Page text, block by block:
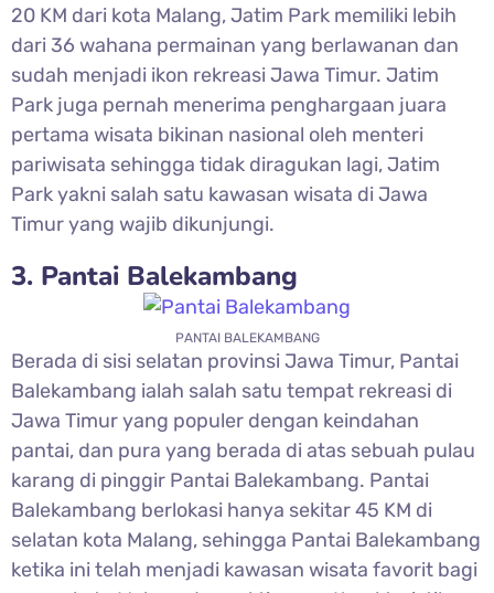
20 KM dari kota Malang, Jatim Park memiliki lebih
dari 36 wahana permainan yang berlawanan dan
sudah menjadi ikon rekreasi Jawa Timur. Jatim
Park juga pernah menerima penghargaan juara
pertama wisata bikinan nasional oleh menteri
pariwisata sehingga tidak diragukan lagi, Jatim
Park yakni salah satu kawasan wisata di Jawa
Timur yang wajib dikunjungi.
3. Pantai Balekambang
PANTAI BALEKAMBANG
Berada di sisi selatan provinsi Jawa Timur, Pantai
Balekambang ialah salah satu tempat rekreasi di
Jawa Timur yang populer dengan keindahan
pantai, dan pura yang berada di atas sebuah pulau
karang di pinggir Pantai Balekambang. Pantai
Balekambang berlokasi hanya sekitar 45 KM di
selatan kota Malang, sehingga Pantai Balekambang
ketika ini telah menjadi kawasan wisata favorit bagi